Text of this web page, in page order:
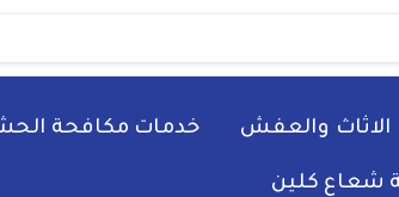
والعفش خدمات مكافحة
شعاع كلين